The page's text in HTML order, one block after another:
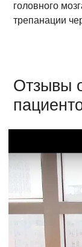
головного
трепанации
Отзывы